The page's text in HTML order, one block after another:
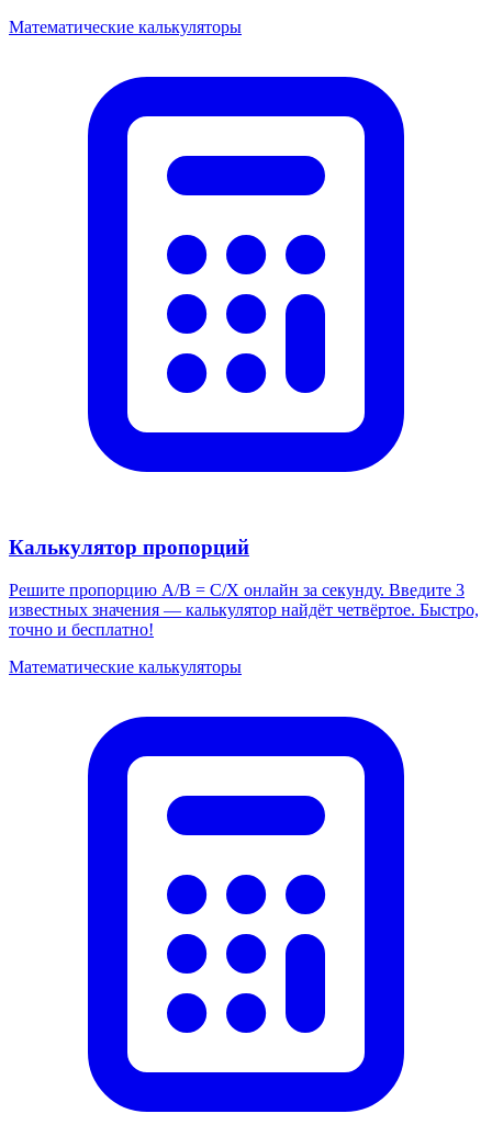
Математические калькуляторы
Калькулятор пропорций
Решите пропорцию A/B = C/X онлайн за секунду. Введите 3
известных значения — калькулятор найдёт четвёртое. Быстро,
точно и бесплатно!
Математические калькуляторы